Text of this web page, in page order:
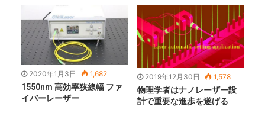
2.Coherent
Coherent社は1966年に設立されました。設立当初、
CO2レーザーの一貫性のある利点は際立っていました。
数十年にわたる開発の後、一貫性のある企業は世界をリ
ードするフォトニクスメーカーおよびイノベーターの1
2020年1月3日 1,682
1550nm 高効率狭線幅 ファ
イバーレーザー
2019年12月30日 1,578
物理学者はナノレーザー設
計で重要な進歩を遂げる